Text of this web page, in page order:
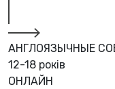
АНГЛОЯЗЫЧНЫЕ
12-18 років
ОНЛАЙН